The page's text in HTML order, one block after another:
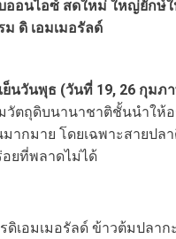
ออนไอซ์ สดใหม่ ใหญ่ยักษ์
ดิ เอมเมอรัลด์
ย็นวันพุธ (วันที่ 19, 26 กุมภ
วัตถุดิบนานาชาติชั้นนำให้
ากมาย โดยเฉพาะสายปล
ยที่พลาดไม่ได้
ดิเอมเมอรัลด์ ข้าวต้มปลาก